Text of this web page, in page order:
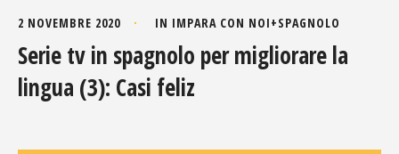
2 NOVEMBRE 2020 IN IMPARA CON NOI+SPAGNOLO
Serie tv in spagnolo per migliorare la
lingua (3): Casi feliz